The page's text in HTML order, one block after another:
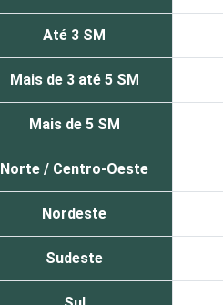
Até 3 SM
Mais de 3 até 5 SM
Mais de 5 SM
Norte / Centro-Oeste
Nordeste
Sudeste